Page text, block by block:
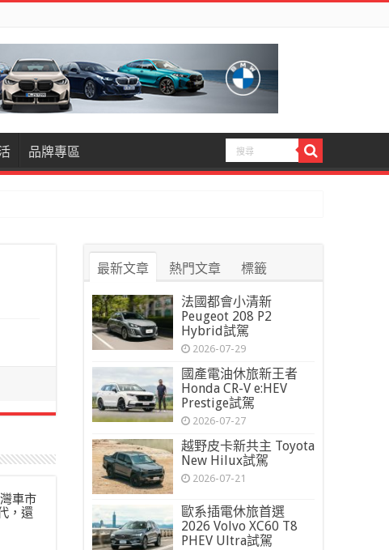
品牌專區
車市
，還
最新文章 熱門文章 標籤
法國都會小清新
Peugeot 208 P2
Hybrid試駕
2026-07-29
國產電油休旅新王者
Honda CR-V e:HEV
Prestige試駕
2026-07-27
越野皮卡新共主 Toyota
New Hilux試駕
2026-07-21
歐系插電休旅首選
2026 Volvo XC60 T8
PHEV Ultra試駕